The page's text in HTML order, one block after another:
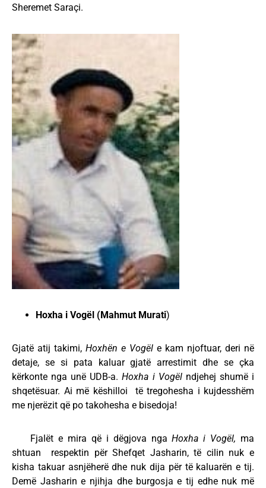
Sheremet Saraçi.
Hoxha i Vogël (Mahmut Murati)
Gjatë atij takimi, Hoxhën e Vogël e kam njoftuar, deri në
detaje, se si pata kaluar gjatë arrestimit dhe se çka
kërkonte nga unë UDB-a.Hoxha i Vogëlndjehej shumë i
shqetësuar. Ai më këshilloi të tregohesha i kujdesshëm
me njerëzit që po takohesha e bisedoja!
Fjalët e mira që i dëgjova ngaHoxha i Vogël, ma
shtuan respektin për Shefqet Jasharin, të cilin nuk e
kisha takuar asnjëherë dhe nuk dija për të kaluarën e tij.
Demë Jasharin e njihja dhe burgosja e tij edhe nuk më